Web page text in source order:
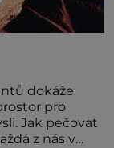
dokáže
pro
Jak pečovat
z nás v